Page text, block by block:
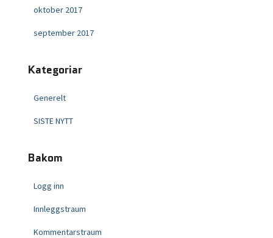
oktober 2017
september 2017
Kategoriar
Generelt
SISTE NYTT
Bakom
Logg inn
Innleggstraum
Kommentarstraum